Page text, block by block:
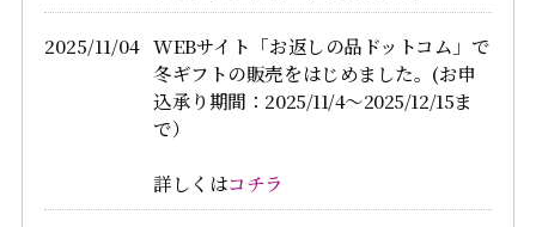
2025/11/04 WEBサイト「お返しの品ドットコム」で
冬ギフトの販売をはじめました。(お申
込承り期間：2025/11/4～2025/12/15ま
で）
詳しくはコチラ